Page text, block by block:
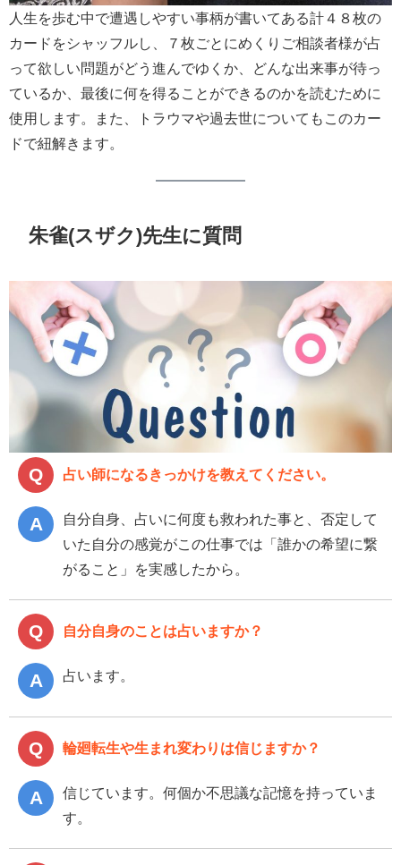
人生を歩む中で遭遇しやすい事柄が書いてある計４８枚の
カードをシャッフルし、７枚ごとにめくりご相談者様が占
って欲しい問題がどう進んでゆくか、どんな出来事が待っ
ているか、最後に何を得ることができるのかを読むために
使用します。また、トラウマや過去世についてもこのカー
ドで紐解きます。
朱雀(スザク)先生に質問
占い師になるきっかけを教えてください。
自分自身、占いに何度も救われた事と、否定して
いた自分の感覚がこの仕事では「誰かの希望に繋
がること」を実感したから。
自分自身のことは占いますか？
占います。
輪廻転生や生まれ変わりは信じますか？
信じています。何個か不思議な記憶を持っていま
す。